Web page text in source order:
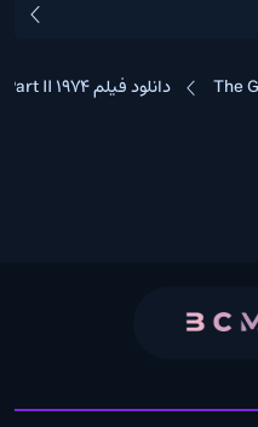
The دانلود فیلم The Godfather Part II 1974